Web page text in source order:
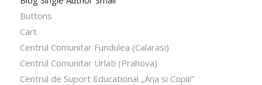
Buttons
Cart
Centrul Comunitar Fundulea (Calarasi)
Centrul Comunitar Urlati (Prahova)
Centrul de Suport Educational „Ana si Copiii”